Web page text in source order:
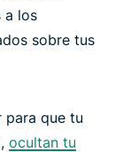
a los
sobre tus
para que tu
ocultan tu